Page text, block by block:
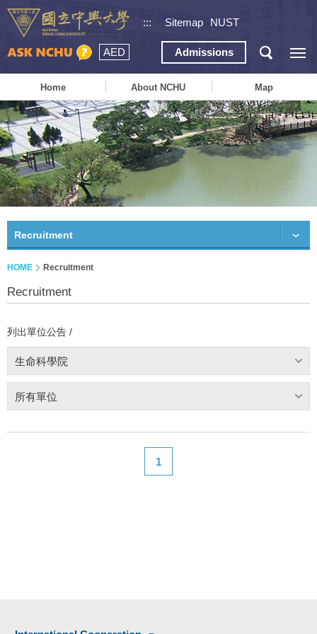
::: Sitemap NUST
AED Admissions
Home About NCHU Map
Recruitment
HOME Recruitment
Recruitment
列出單位公告 /
生命科學院
所有單位
1